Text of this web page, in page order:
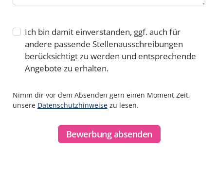
Ich bin damit einverstanden, ggf. auch für
andere passende Stellenausschreibungen
berücksichtigt zu werden und entsprechende
Angebote zu erhalten.
Nimm dir vor dem Absenden gern einen Moment Zeit,
unsere Datenschutzhinweisezu lesen.
Bewerbung absenden